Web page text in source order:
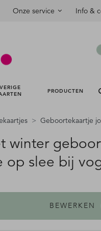
Onze service Info &
PRODUCTEN
Geboortekaartje
winter
op slee bij
BEWERKEN